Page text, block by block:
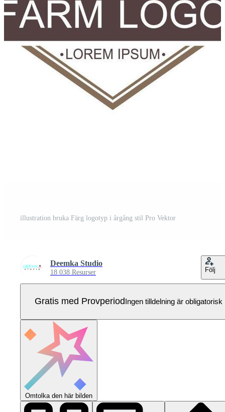
illustration bruka Färg logotyp i årgång stil Pro Vektor
Deemka Studio
18 038 Resurser Följ
Gratis med ProvperiodIngen tilldelning är obligatorisk
Omtolka den här bilden